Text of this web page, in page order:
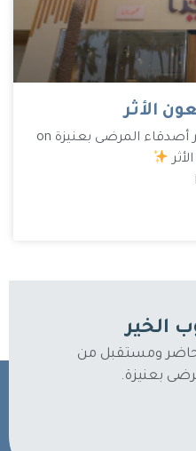
الأثر
مستفيدو احتواء يصنعون الأثر أصدقاء المرضى بعنيزة on
الخير
حاضر ومستقبل من
بعنيزة.